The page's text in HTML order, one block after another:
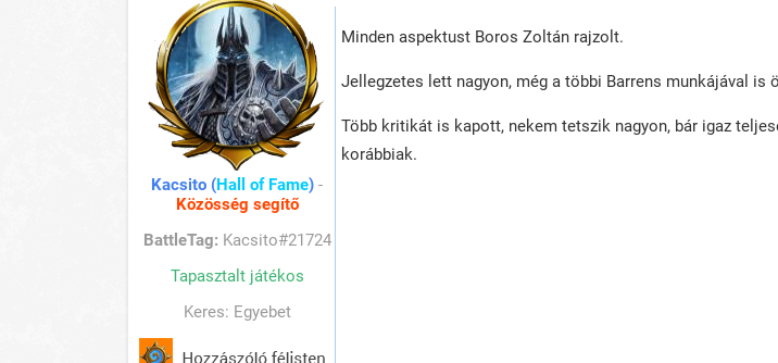
Kacsito (Hall of Fame) -
Közösség segítő
BattleTag: Kacsito#21724
Tapasztalt játékos
Keres: Egyebet
Minden aspektust Boros Zoltán rajzolt.
Jellegzetes lett nagyon, még a többi Barrens munkájával is
Több kritikát is kapott, nekem tetszik nagyon, bár igaz
korábbiak.